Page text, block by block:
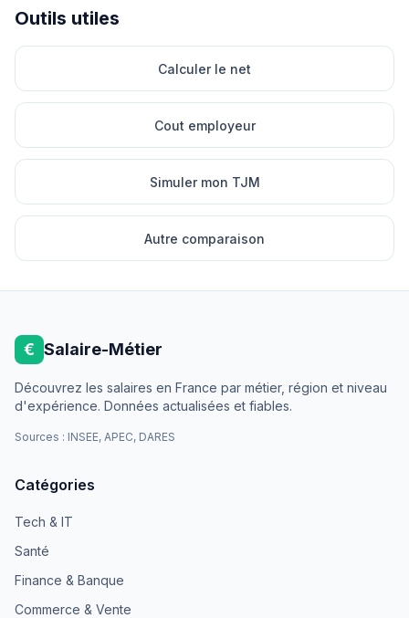
Outils utiles
Calculer le net
Cout employeur
Simuler mon TJM
Autre comparaison
€ Salaire-Métier
Découvrez les salaires en France par métier, région et niveau
d'expérience. Données actualisées et fiables.
Sources : INSEE, APEC, DARES
Catégories
Tech & IT
Santé
Finance & Banque
Commerce & Vente